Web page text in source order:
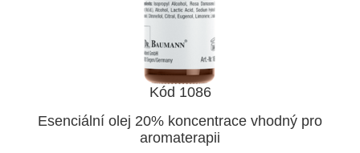
Kód 1086
Esenciální olej 20% koncentrace vhodný pro
aromaterapii